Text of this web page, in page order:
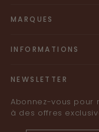
MARQUES
INFORMATIONS
NEWSLETTER
Abonnez-vous pour
à des offres